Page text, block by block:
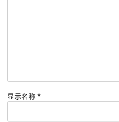
显示名称 *